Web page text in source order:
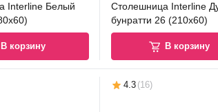
Interline Белый
В корзину
Столешница Interline
бунратти 26 (210x60)
В корзину
4.3 (16)